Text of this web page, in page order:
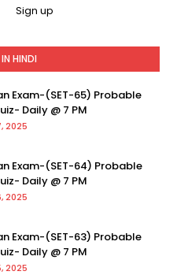
Sign up
IN HINDI
Exam-(SET-65) Probable
Daily @ 7 PM
2025
Exam-(SET-64) Probable
Daily @ 7 PM
2025
Exam-(SET-63) Probable
Daily @ 7 PM
2025